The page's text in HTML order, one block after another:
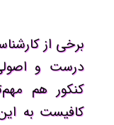
برخی از
درست و
کنکور هم
کافیست به